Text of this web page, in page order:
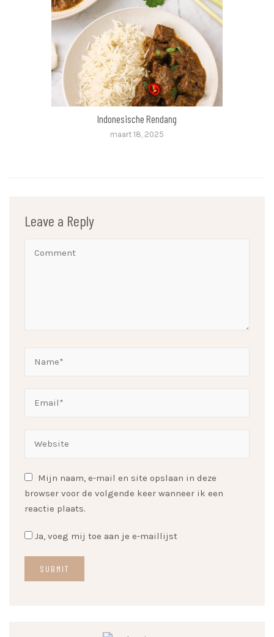
Indonesische Rendang
maart 18, 2025
Leave a Reply
Mijn naam, e-mail en site opslaan in deze
browser voor de volgende keer wanneer ik een
reactie plaats.
Ja, voeg mij toe aan je e-maillijst